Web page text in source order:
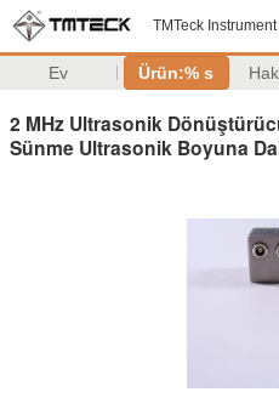
TMTeck Instrument
Ev Ürün:% s
2 MHz Ultrasonik
Sünme Ultrasonik Boyuna